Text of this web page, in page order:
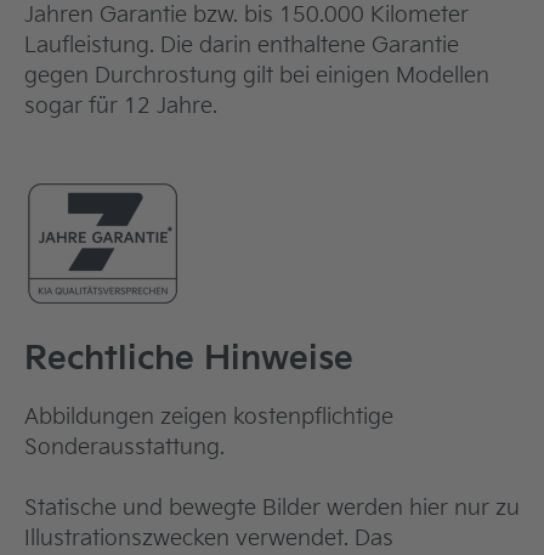
Jahren Garantie bzw. bis 150.000 Kilometer
Laufleistung. Die darin enthaltene Garantie
gegen Durchrostung gilt bei einigen Modellen
sogar für 12 Jahre.
Rechtliche Hinweise
Abbildungen zeigen kostenpflichtige
Sonderausstattung.
Statische und bewegte Bilder werden hier nur zu
Illustrationszwecken verwendet. Das